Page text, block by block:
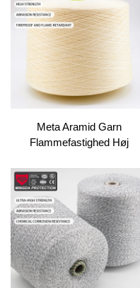
Grossistforsyning
Meta Aramid Garn
Flammefastighed Høj
Knittering Veving Høj Styrke
Teknisk Garn